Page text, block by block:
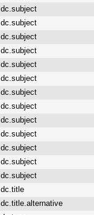
dc.subject
dc.subject
dc.subject
dc.subject
dc.subject
dc.subject
dc.subject
dc.subject
dc.subject
dc.subject
dc.subject
dc.subject
dc.subject
dc.title
dc.title.alternative